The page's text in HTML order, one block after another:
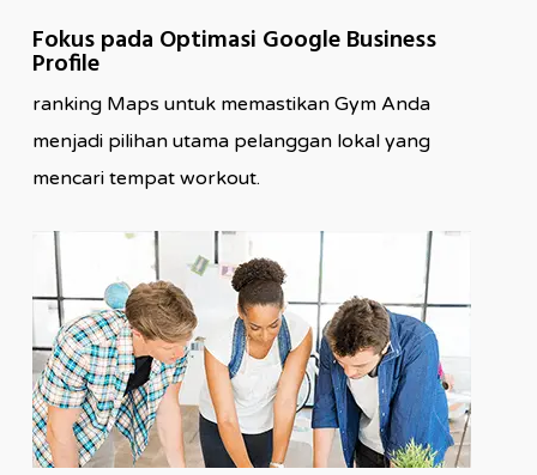
Fokus pada Optimasi Google Business
Profile
ranking Maps untuk memastikan Gym Anda
menjadi pilihan utama pelanggan lokal yang
mencari tempat workout.